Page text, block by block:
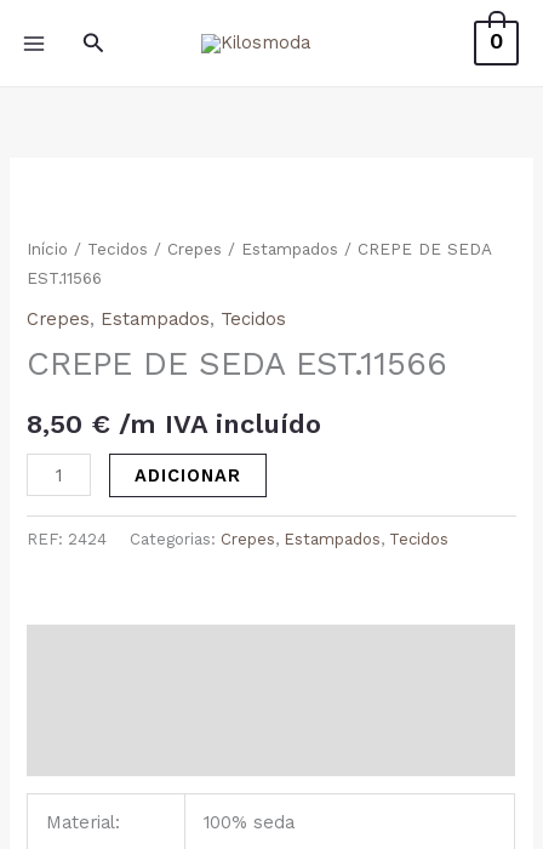
Search 0
Início / Tecidos / Crepes / Estampados / CREPE DE SEDA
EST.11566
Crepes, Estampados, Tecidos
CREPE DE SEDA EST.11566
8,50 € /m IVA incluído
Quantidade
de
CREPE
ADICIONAR
REF: 2424 Categorias: Crepes, Estampados, Tecidos
Material: 100% seda